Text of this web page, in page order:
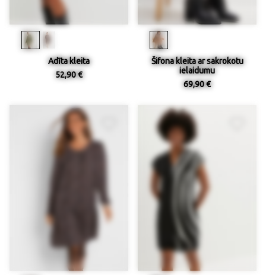
Adīta kleita
52,90 €
Šifona kleita ar sakrokotu
ielaidumu
69,90 €